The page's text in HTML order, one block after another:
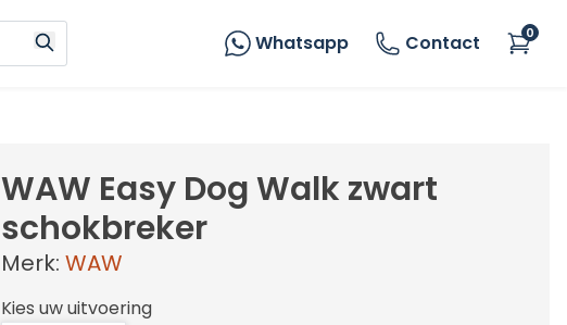
Whatsapp Contact 0
WAW Easy Dog Walk zwart
schokbreker
Merk:WAW
Kies uw uitvoering